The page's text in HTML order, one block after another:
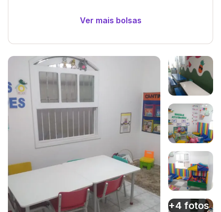
Ver mais bolsas
Galeria de imagem
Imagem 1
Imagem 2
Imagem 3
+4 fotos